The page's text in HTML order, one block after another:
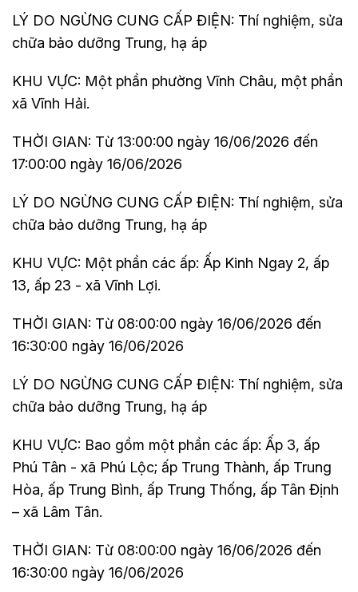
LÝ DO NGỪNG CUNG CẤP ĐIỆN: Thí nghiệm, sửa
chữa bảo dưỡng Trung, hạ áp
KHU VỰC: Một phần phường Vĩnh Châu, một phần
xã Vĩnh Hải.
THỜI GIAN: Từ 13:00:00 ngày 16/06/2026 đến
17:00:00 ngày 16/06/2026
LÝ DO NGỪNG CUNG CẤP ĐIỆN: Thí nghiệm, sửa
chữa bảo dưỡng Trung, hạ áp
KHU VỰC: Một phần các ấp: Ấp Kinh Ngay 2, ấp
13, ấp 23 - xã Vĩnh Lợi.
THỜI GIAN: Từ 08:00:00 ngày 16/06/2026 đến
16:30:00 ngày 16/06/2026
LÝ DO NGỪNG CUNG CẤP ĐIỆN: Thí nghiệm, sửa
chữa bảo dưỡng Trung, hạ áp
KHU VỰC: Bao gồm một phần các ấp: Ấp 3, ấp
Phú Tân - xã Phú Lộc; ấp Trung Thành, ấp Trung
Hòa, ấp Trung Bình, ấp Trung Thống, ấp Tân Định
– xã Lâm Tân.
THỜI GIAN: Từ 08:00:00 ngày 16/06/2026 đến
16:30:00 ngày 16/06/2026